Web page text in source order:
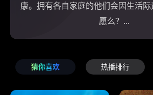
康。拥有各自家庭的他们会因生活
愿么？...
猜你喜欢 热播排行